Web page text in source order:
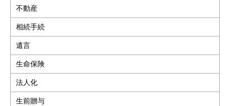
不動産
相続手続
遺言
生命保険
法人化
生前贈与